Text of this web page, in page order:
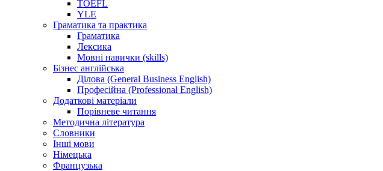
TOEFL
YLE
Граматика та практика
Граматика
Лексика
Мовні навички (skills)
Бізнес англійська
Ділова (General Business English)
Професійна (Professional English)
Додаткові матеріали
Порівневе читання
Методична література
Словники
Інші мови
Німецька
Французька